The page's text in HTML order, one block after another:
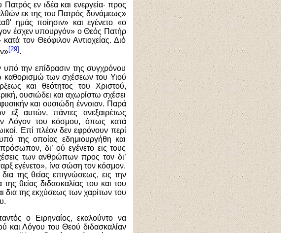
εν ιδέα και ενεργεία· προς
εκ της του Πατρός δυνάμεως»
ημάς ποίησιν» και εγένετο «ο
έσχεν υπουργόν» ο Θεός Πατήρ
τον Θεόφιλον Αντιοχείας. Διό
[29].
υπό την επίδρασιν της συγχρόνου
καθορισμώ των σχέσεων του Υιού
και θεότητος του Χριστού,
ουσιώδει και αχωρίστω σχέσει
και ουσιώδη έννοιαν. Παρά
εξ αυτών, πάντες ανεξαιρέτως
Λόγον του κόσμου, όπως κατά
Επί πλέον δεν εφρόνουν περί
της οποίας εδημιουργήθη και
δι’ ού εγένετο εις τους
των ανθρώπων προς τον δι’
εγένετο», ίνα σώση τον κόσμον.
της θείας επιγνώσεως, εις την
θείας διδασκαλίας του και του
δια της εκχύσεως των χαρίτων του
o Ειρηναίος, εκαλούντο να
και Λόγου του Θεού διδασκαλίαν